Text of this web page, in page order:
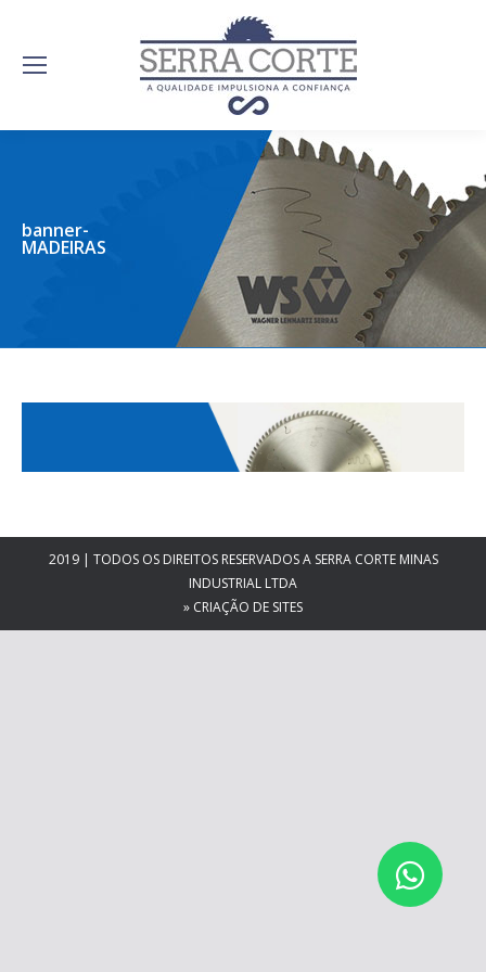
banner-
MADEIRAS
2019 | TODOS OS DIREITOS RESERVADOS A SERRA CORTE MINAS
INDUSTRIAL LTDA
» CRIAÇÃO DE SITES